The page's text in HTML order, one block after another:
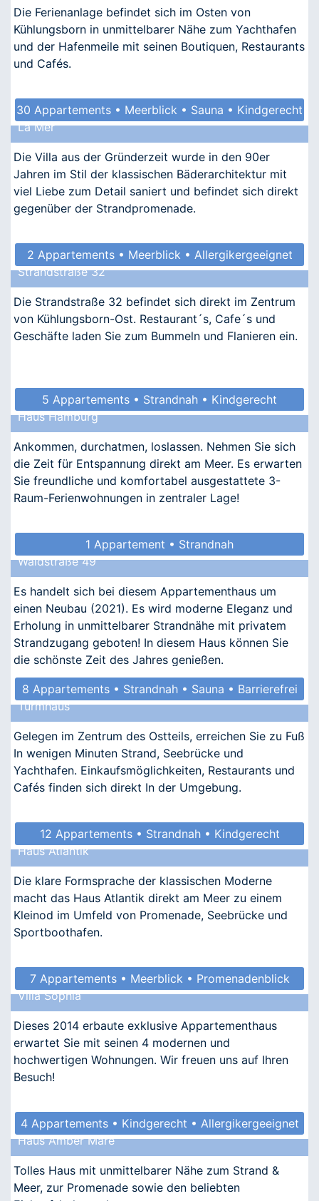
Die Ferienanlage befindet sich im Osten von
Kühlungsborn in unmittelbarer Nähe zum Yachthafen
und der Hafenmeile mit seinen Boutiquen, Restaurants
und Cafés.
30 Appartements • Meerblick • Sauna • Kindgerecht
La Mer
Die Villa aus der Gründerzeit wurde in den 90er
Jahren im Stil der klassischen Bäderarchitektur mit
viel Liebe zum Detail saniert und befindet sich direkt
gegenüber der Strandpromenade.
2 Appartements • Meerblick • Allergikergeeignet
Strandstraße 32
Die Strandstraße 32 befindet sich direkt im Zentrum
von Kühlungsborn-Ost. Restaurant´s, Cafe´s und
Geschäfte laden Sie zum Bummeln und Flanieren ein.
5 Appartements • Strandnah • Kindgerecht
Haus Hamburg
Ankommen, durchatmen, loslassen. Nehmen Sie sich
die Zeit für Entspannung direkt am Meer. Es erwarten
Sie freundliche und komfortabel ausgestattete 3-
Raum-Ferienwohnungen in zentraler Lage!
1 Appartement • Strandnah
Waldstraße 49
Es handelt sich bei diesem Appartementhaus um
einen Neubau (2021). Es wird moderne Eleganz und
Erholung in unmittelbarer Strandnähe mit privatem
Strandzugang geboten! In diesem Haus können Sie
die schönste Zeit des Jahres genießen.
8 Appartements • Strandnah • Sauna • Barrierefrei
Turmhaus
Gelegen im Zentrum des Ostteils, erreichen Sie zu Fuß
In wenigen Minuten Strand, Seebrücke und
Yachthafen. Einkaufsmöglichkeiten, Restaurants und
Cafés finden sich direkt In der Umgebung.
12 Appartements • Strandnah • Kindgerecht
Haus Atlantik
Die klare Formsprache der klassischen Moderne
macht das Haus Atlantik direkt am Meer zu einem
Kleinod im Umfeld von Promenade, Seebrücke und
Sportboothafen.
7 Appartements • Meerblick • Promenadenblick
• Kindgerecht • Allergikergeeignet
Villa Sophia
Dieses 2014 erbaute exklusive Appartementhaus
erwartet Sie mit seinen 4 modernen und
hochwertigen Wohnungen. Wir freuen uns auf Ihren
Besuch!
4 Appartements • Kindgerecht • Allergikergeeignet
Haus Amber Mare
Tolles Haus mit unmittelbarer Nähe zum Strand &
Meer, zur Promenade sowie den beliebten